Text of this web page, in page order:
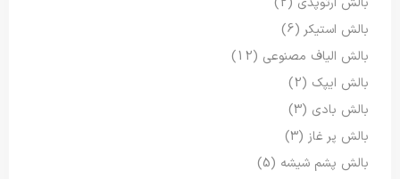
بالش استیکر (6)
بالش الیاف مصنوعی (12)
بالش ایپک (2)
بالش بادی (3)
بالش پر غاز (3)
بالش پشم شیشه (5)